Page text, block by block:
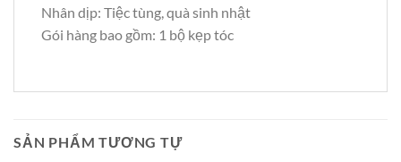
Nhân dịp: Tiệc tùng, quà sinh nhật
Gói hàng bao gồm: 1 bộ kẹp tóc
SẢN PHẨM TƯƠNG TỰ